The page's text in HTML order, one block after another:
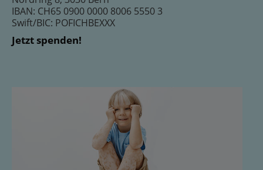
IBAN: CH65 0900 0000 8006 5550 3
Swift/BIC: POFICHBEXXX
Jetzt spenden!